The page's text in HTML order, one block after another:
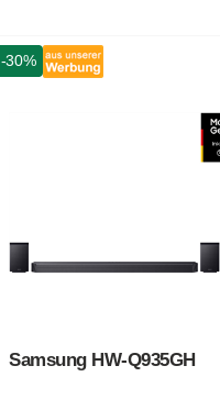
Samsung HW-Q935GD
-56%